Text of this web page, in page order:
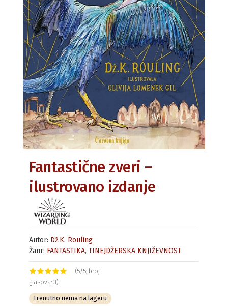
Fantastične zveri –
ilustrovano izdanje
Autor: Dž.K. Rouling
Žanr: FANTASTIKA, TINEJDŽERSKA KNJIŽEVNOST
(5/5; broj
glasova: 3)
Trenutno nema na lageru